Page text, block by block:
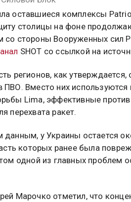
оставшиеся комплексы
столицы на фоне
со стороны Вооруженных сил
SHOT со ссылкой на
регионов, как утверждается,
ПВО. Вместо них
Lima, эффективные
перехвата ракет.
данным, у Украины остается
которых ранее была
одной из главных проблем
Марочко отметил, что